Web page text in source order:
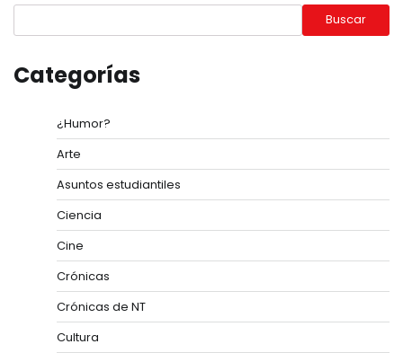
Buscar
Categorías
¿Humor?
Arte
Asuntos estudiantiles
Ciencia
Cine
Crónicas
Crónicas de NT
Cultura